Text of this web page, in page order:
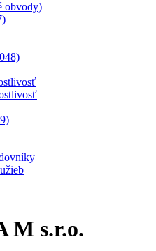
obvody)
M s.r.o.